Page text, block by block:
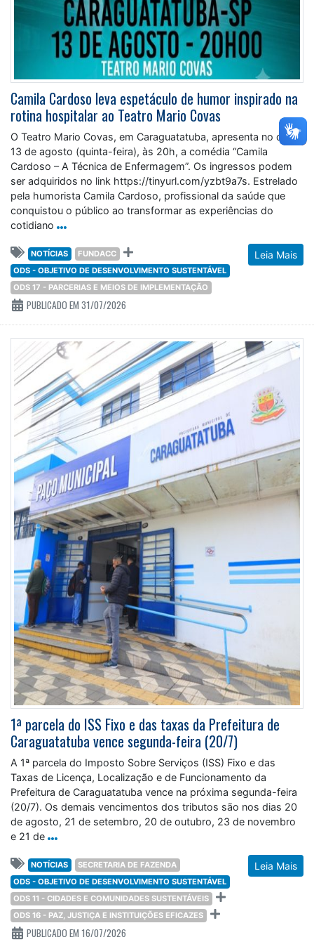
Camila Cardoso leva espetáculo de humor inspirado na
rotina hospitalar ao Teatro Mario Covas
O Teatro Mario Covas, em Caraguatatuba, apresenta no dia
13 de agosto (quinta-feira), às 20h, a comédia “Camila
Cardoso – A Técnica de Enfermagem”. Os ingressos podem
ser adquiridos no link https://tinyurl.com/yzbt9a7s. Estrelado
pela humorista Camila Cardoso, profissional da saúde que
conquistou o público ao transformar as experiências do
cotidiano
Leia Mais
NOTÍCIAS
FUNDACC
ODS - OBJETIVO DE DESENVOLVIMENTO SUSTENTÁVEL
ODS 17 - PARCERIAS E MEIOS DE IMPLEMENTAÇÃO
PUBLICADO EM 31/07/2026
1ª parcela do ISS Fixo e das taxas da Prefeitura de
Caraguatatuba vence segunda-feira (20/7)
A 1ª parcela do Imposto Sobre Serviços (ISS) Fixo e das
Taxas de Licença, Localização e de Funcionamento da
Prefeitura de Caraguatatuba vence na próxima segunda-feira
(20/7). Os demais vencimentos dos tributos são nos dias 20
de agosto, 21 de setembro, 20 de outubro, 23 de novembro
e 21 de
Leia Mais
NOTÍCIAS
SECRETARIA DE FAZENDA
ODS - OBJETIVO DE DESENVOLVIMENTO SUSTENTÁVEL
ODS 11 - CIDADES E COMUNIDADES SUSTENTÁVEIS
ODS 16 - PAZ, JUSTIÇA E INSTITUIÇÕES EFICAZES
PUBLICADO EM 16/07/2026